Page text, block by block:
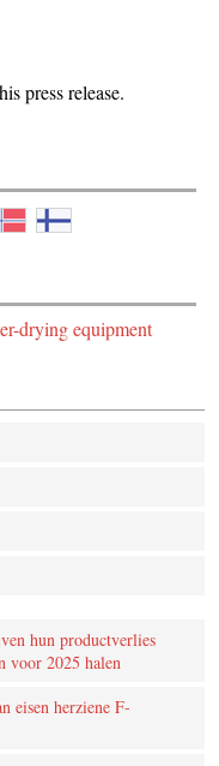
press release.
drying equipment
hun productverlies
voor 2025 halen
eisen herziene F-